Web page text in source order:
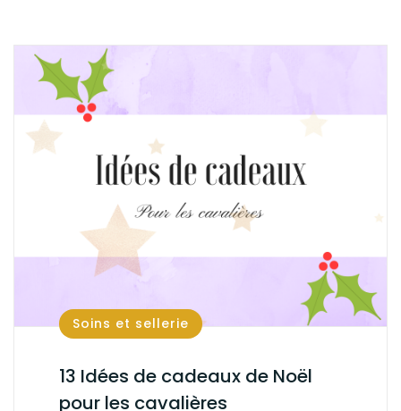
Soins et sellerie
13 Idées de cadeaux de Noël
pour les cavalières